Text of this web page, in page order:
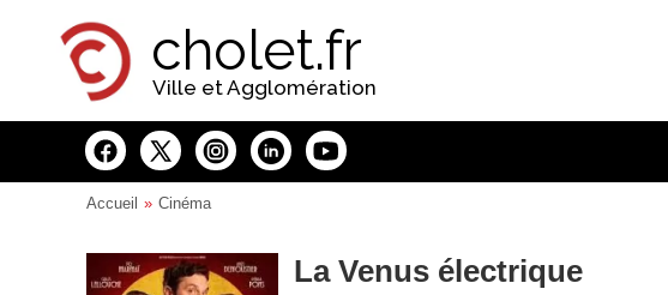
cholet.fr
Ville et Agglomération
Accueil Cinéma
La Venus électrique